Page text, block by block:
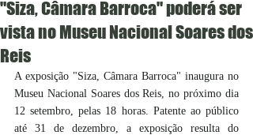
"Siza, Câmara Barroca" poderá ser
vista no Museu Nacional Soares dos
Reis
A exposição "Siza, Câmara Barroca" inaugura no
Museu Nacional Soares dos Reis, no próximo dia
12 setembro, pelas 18 horas. Patente ao público
até 31 de dezembro, a exposição resulta do